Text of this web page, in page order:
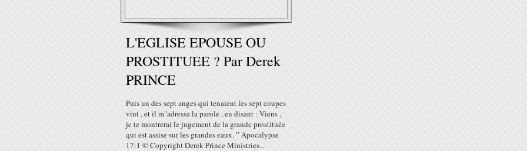
L'EGLISE EPOUSE OU
PROSTITUEE ? Par Derek
PRINCE
Puis un des sept anges qui tenaient les sept coupes
vint , et il m 'adressa la parole , en disant : Viens ,
je te montrerai le jugement de la grande prostituée
qui est assise sur les grandes eaux. ” Apocalypse
17:1 © Copyright Derek Prince Ministries...